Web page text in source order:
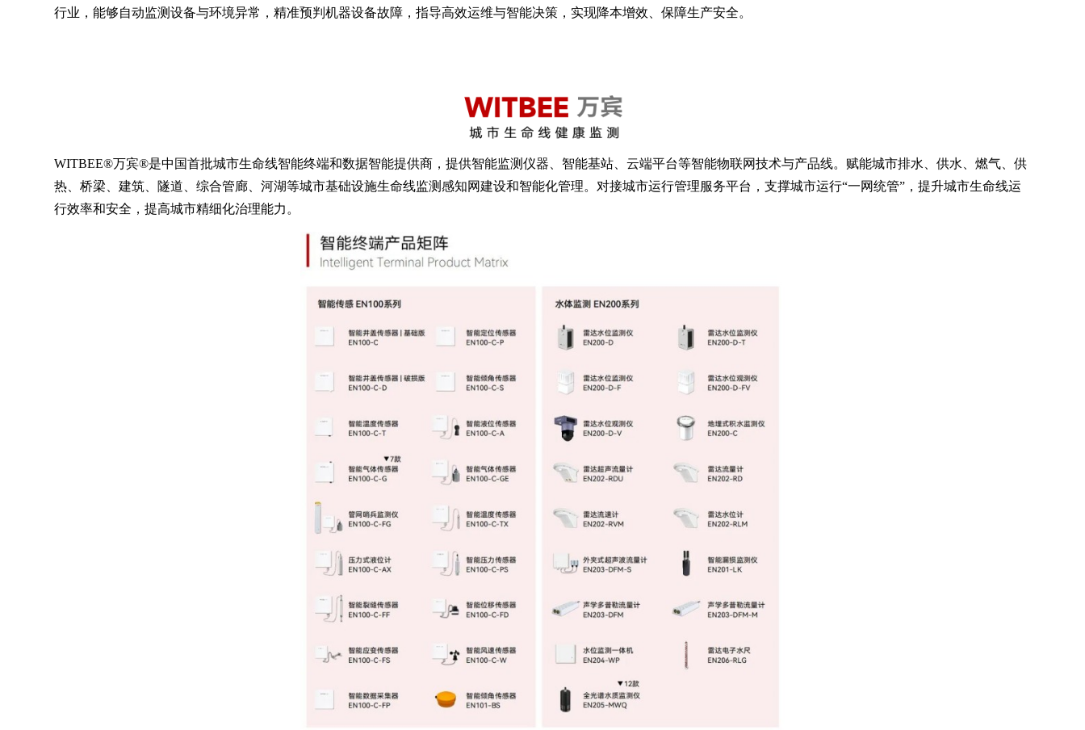
行业，能够自动监测设备与环境异常，精准预判机器设备故障，指导高效运维与智能决策，实现降本增效、保障生产安全。
WITBEE®万宾®是中国首批城市生命线智能终端和数据智能提供商，提供智能监测仪器、智能基站、云端平台等智能物联网技术与产品线。赋能城市排水、供水、燃气、供
热、桥梁、建筑、隧道、综合管廊、河湖等城市基础设施生命线监测感知网建设和智能化管理。对接城市运行管理服务平台，支撑城市运行“一网统管”，提升城市生命线运
行效率和安全，提高城市精细化治理能力。